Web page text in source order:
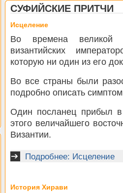
СУФИЙСКИЕ ПРИТЧИ
Исцеление
Во времена великой
византийских
которую ни один из его
Во все страны были
подробно описать
Один посланец прибыл
этого величайшего
Византии.
Подробнее: Исцеление
История Хирави